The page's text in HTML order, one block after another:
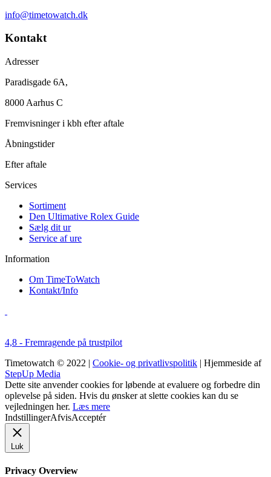
info@timetowatch.dk
Kontakt
Adresser
Paradisgade 6A,
8000 Aarhus C
Fremvisninger i kbh efter aftale
Åbningstider
Efter aftale
Services
Sortiment
Den Ultimative Rolex Guide
Sælg dit ur
Service af ure
Information
Om TimeToWatch
Kontakt/Info
4,8 - Fremragende på trustpilot
Timetowatch © 2022 | Cookie- og privatlivspolitik | Hjemmeside af
StepUp Media
Dette site anvender cookies for løbende at evaluere og forbedre din
oplevelse på siden. Hvis du ønsker at slette cookies kan du se
vejledningen her. Læs mere
IndstillingerAfvisAcceptér
Luk
Privacy Overview